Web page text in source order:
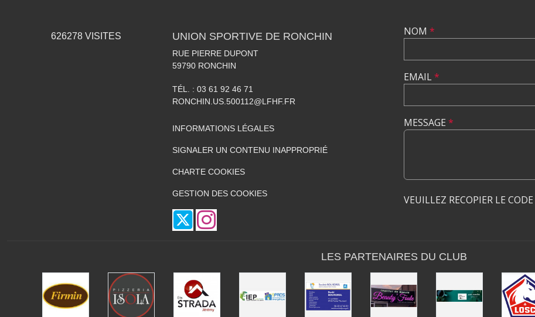
626278 VISITES UNION SPORTIVE DE RONCHIN
RUE PIERRE DUPONT
59790 RONCHIN
TÉL. : 03 61 92 46 71
RONCHIN.US.500112@LFHF.FR
INFORMATIONS LÉGALES
SIGNALER UN CONTENU INAPPROPRIÉ
CHARTE COOKIES
GESTION DES COOKIES
NOM *
EMAIL*
MESSAGE *
VEUILLEZ RECOPIER LE CODE
LES PARTENAIRES DU CLUB